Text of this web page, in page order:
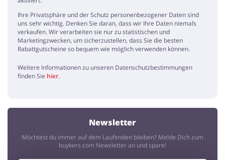
Ihre Privatsphäre und der Schutz personenbezogener Daten sind
uns sehr wichtig. Denken Sie daran, dass wir Ihre Daten niemals
verkaufen. Wir verarbeiten sie nur zu statistischen und
Marketingzwecken, um sicherzustellen, dass Sie die besten
Rabattgutscheine so bequem wie möglich verwenden können.
Weitere Informationen zu unseren Datenschutzbestimmungen
finden Sie hier.
Newsletter
Möchtest du immer auf dem Laufenden bleiben? Melde Dich zum
buykers.com Newsletter an und spare!